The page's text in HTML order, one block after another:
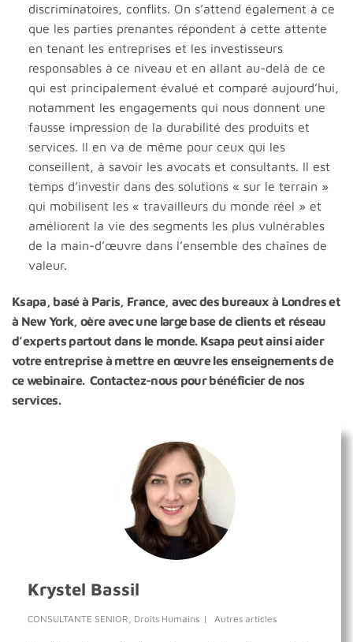
discriminatoires, conflits. On s’attend également à ce
que les parties prenantes répondent à cette attente
en tenant les entreprises et les investisseurs
responsables à ce niveau et en allant au-delà de ce
qui est principalement évalué et comparé aujourd’hui,
notamment les engagements qui nous donnent une
fausse impression de la durabilité des produits et
services. Il en va de même pour ceux qui les
conseillent, à savoir les avocats et consultants. Il est
temps d’investir dans des solutions « sur le terrain »
qui mobilisent les « travailleurs du monde réel » et
améliorent la vie des segments les plus vulnérables
de la main-d’œuvre dans l’ensemble des chaînes de
valeur.
Ksapa, basé à Paris, France, avec des bureaux à Londres et
à New York, oère avec une large base de clients et réseau
d’experts partout dans le monde. Ksapa peut ainsi aider
votre entreprise à mettre en œuvre les enseignements de
ce webinaire. Contactez-nous pour bénéficier de nos
services.
Krystel Bassil
CONSULTANTE SENIOR, Droits Humains | Autres articles